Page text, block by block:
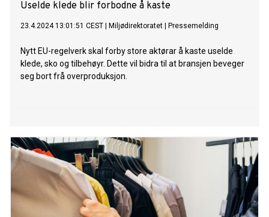
Uselde klede blir forbodne å kaste
23.4.2024 13:01:51 CEST Miljødirektoratet Pressemelding
Nytt EU-regelverk skal forby store aktørar å kaste uselde
klede, sko og tilbehøyr. Dette vil bidra til at bransjen beveger
seg bort frå overproduksjon.